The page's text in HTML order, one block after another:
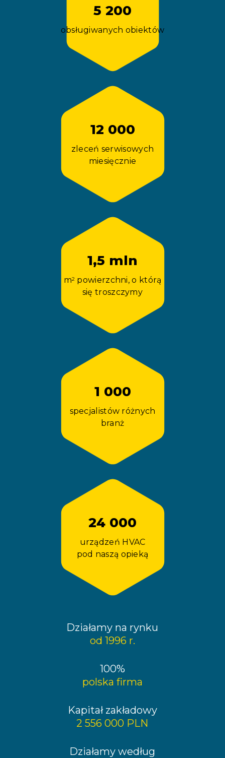
5 200
obsługiwanych obiektów
12 000
zleceń serwisowych
miesięcznie
1,5 mln
m2 powierzchni, o którą
się troszczymy
1 000
specjalistów różnych
branż
24 000
urządzeń HVAC
pod naszą opieką
Działamy na rynku
od 1996 r.
100%
polska firma
Kapitał zakładowy
2 556 000 PLN
Działamy według